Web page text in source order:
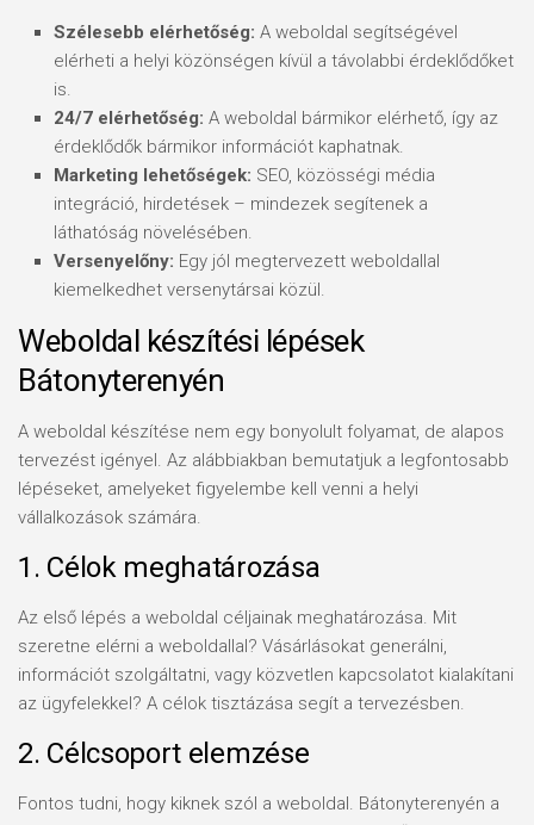
Szélesebb elérhetőség: A weboldal segítségével
elérheti a helyi közönségen kívül a távolabbi érdeklődőket
is.
24/7 elérhetőség: A weboldal bármikor elérhető, így az
érdeklődők bármikor információt kaphatnak.
Marketing lehetőségek: SEO, közösségi média
integráció, hirdetések – mindezek segítenek a
láthatóság növelésében.
Versenyelőny: Egy jól megtervezett weboldallal
kiemelkedhet versenytársai közül.
Weboldal készítési lépések
Bátonyterenyén
A weboldal készítése nem egy bonyolult folyamat, de alapos
tervezést igényel. Az alábbiakban bemutatjuk a legfontosabb
lépéseket, amelyeket figyelembe kell venni a helyi
vállalkozások számára.
1. Célok meghatározása
Az első lépés a weboldal céljainak meghatározása. Mit
szeretne elérni a weboldallal? Vásárlásokat generálni,
információt szolgáltatni, vagy közvetlen kapcsolatot kialakítani
az ügyfelekkel? A célok tisztázása segít a tervezésben.
2. Célcsoport elemzése
Fontos tudni, hogy kiknek szól a weboldal. Bátonyterenyén a